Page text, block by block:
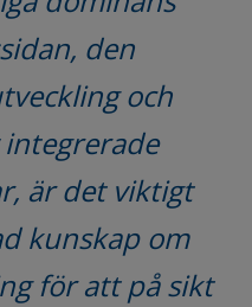
öppnas i nytt fönster.
Jasmine Lihua
Almestrand Linné,
Xiaoping, Susan
den
och
är det viktigt
kunskap om
för att på sikt